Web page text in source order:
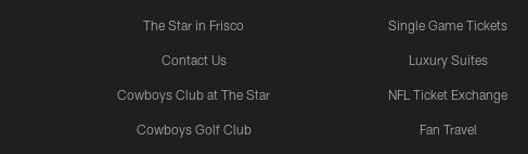
The Star in Frisco
Contact Us
Cowboys Club at The Star
Cowboys Golf Club
Single Game Tickets
Luxury Suites
NFL Ticket Exchange
Fan Travel